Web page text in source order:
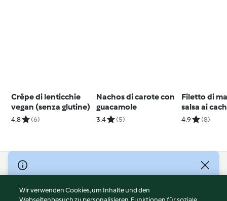
Crêpe di lenticchie
vegan (senza glutine)
4.8 (6)
Nachos di carote con
guacamole
3.4 (5)
Filetto di
salsa ai
4.9 (8)
© Copyright 2026
Nutzungsbedingungen
Wir verwenden Cookies, um Inhalte und den